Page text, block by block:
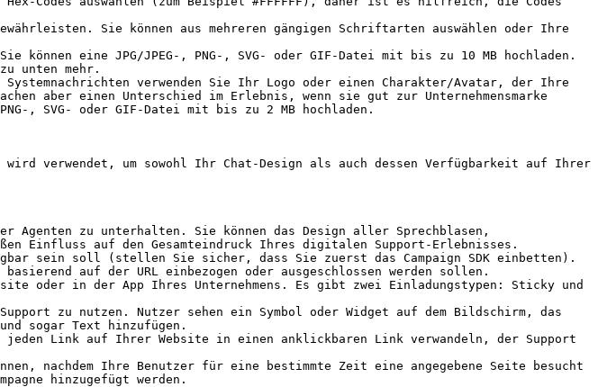
Sie können aus mehreren gängigen Schriftarten auswählen oder Ihre
eine JPG/JPEG-, PNG-, SVG- oder GIF-Datei mit bis zu 10 MB hochladen.
unten mehr.
verwenden Sie Ihr Logo oder einen Charakter/Avatar, der Ihre
aber einen Unterschied im Erlebnis, wenn sie gut zur Unternehmensmarke
, SVG- oder GIF-Datei mit bis zu 2 MB hochladen.
wird verwendet, um sowohl Ihr Chat-Design als auch dessen Verfügbarkeit auf Ihrer
Agenten zu unterhalten. Sie können das Design aller Sprechblasen,
Einfluss auf den Gesamteindruck Ihres digitalen Support-Erlebnisses.
sein soll (stellen Sie sicher, dass Sie zuerst das Campaign SDK einbetten).
auf der URL einbezogen oder ausgeschlossen werden sollen.
oder in der App Ihres Unternehmens. Es gibt zwei Einladungstypen: Sticky und
sogar Text hinzufügen.
nachdem Ihre Benutzer für eine bestimmte Zeit eine angegebene Seite besucht
hinzugefügt werden.